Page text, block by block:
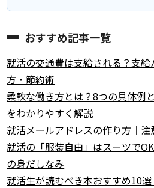
おすすめ記事一覧
就活の交通費は支給される？支給
方・節約術
柔軟な働き方とは？8つの具体例
をわかりやすく解説
就活メールアドレスの作り方｜
就活の「服装自由」はスーツで
の身だしなみ
就活生が読むべき本おすすめ10